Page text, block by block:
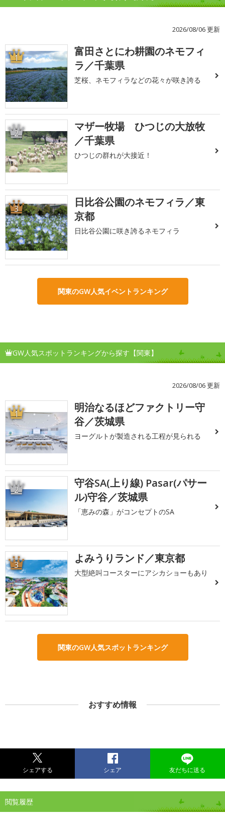
2026/08/06 更新
1
富田さとにわ耕園のネモフィ
ラ／千葉県
芝桜、ネモフィラなどの花々が咲き誇る
2
マザー牧場 ひつじの大放牧
／千葉県
ひつじの群れが大接近！
3
日比谷公園のネモフィラ／東
京都
日比谷公園に咲き誇るネモフィラ
関東のGW人気イベントランキング
GW人気スポットランキングから探す【関東】
2026/08/06 更新
1
明治なるほどファクトリー守
谷／茨城県
ヨーグルトが製造される工程が見られる
2
守谷SA(上り線) Pasar(パサー
ル)守谷／茨城県
「恵みの森」がコンセプトのSA
3 よみうりランド／東京都
大型絶叫コースターにアシカショーもあり
関東のGW人気スポットランキング
おすすめ情報
シェアする シェア 友だちに送る
閲覧履歴